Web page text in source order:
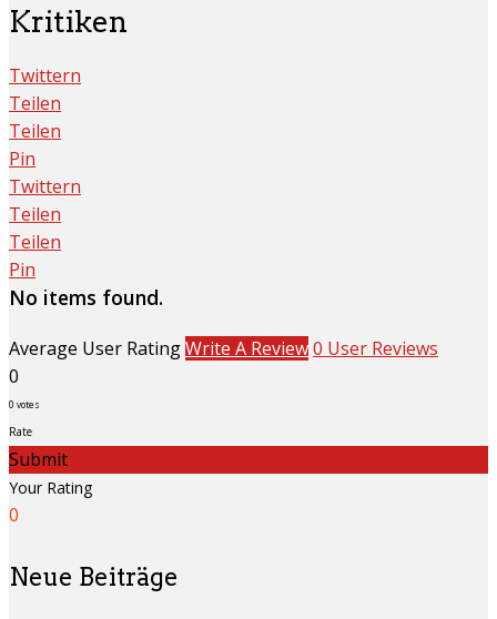
Kritiken
Twittern
Teilen
Teilen
Pin
Twittern
Teilen
Teilen
Pin
No items found.
Average User RatingWrite A Review0 User Reviews
0
0 votes
Rate
Submit
Your Rating
0
Neue Beiträge